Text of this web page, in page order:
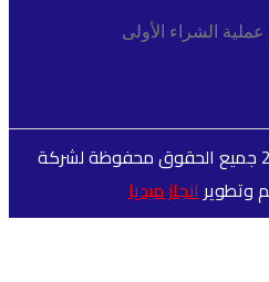
وتطويرانجاز ميديا